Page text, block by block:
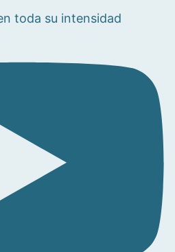
toda su intensidad